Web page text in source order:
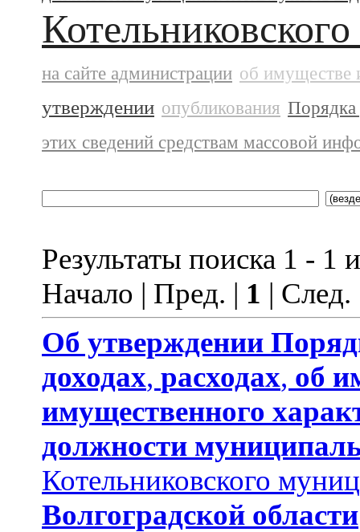
на сайте администрации об имуществе
утверждении опубликования Порядка
этих сведений средствам массовой
Результаты поиска 1 - 1
Начало | Пред. | 1 |
Об утверждении
доходах, расходах, об
имущественного
должности
Котельниковского
Волгоградской области